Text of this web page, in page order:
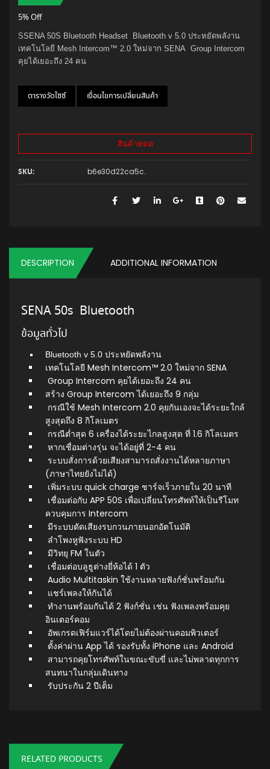
5% Off
SSENA 50S Bluetooth Headset Bluetooth v 5.0 ประหยัดพลังาน
เทคโนโลยี Mesh Intercom™ 2.0 ใหม่จาก SENA Group Intercom
คุยได้เยอะถึง 24 คน
ตารางวัดไซซ์ เงื่อนไขการเปลี่ยนสินค้า
สินค้าหมด
SKU: b6e30d22ca5c.
DESCRIPTION ADDITIONAL INFORMATION
SENA 50s Bluetooth
ข้อมูลทั่วไป
Bluetooth v 5.0 ประหยัดพลังาน
เทคโนโลยี Mesh Intercom™ 2.0 ใหม่จาก SENA
Group Intercom คุยได้เยอะถึง 24 คน
สร้าง Group Intercom ได้เยอะถึง 9 กลุ่ม
กรณีใช้ Mesh Intercom 2.0 คุยกันเองจะได้ระยะใกล้
สูงสุดถึง 8 กิโลเมตร
กรณีต่ำสุด 6 เครื่องได้ระยะไกลสูงสุด ที่ 1.6 กิโลเมตร
หากเชื่อมต่างรุ่น จะได้อยู่ที่ 2-4 คน
ระบบสั่งการด้วยเสียงสามารถสั่งงานได้หลายภาษา
(ภาษาไทยยังไม่ได้)
เพิ่มระบบ quick charge ชาร์จเร็วภายใน 20 นาที
เชื่อมต่อกับ APP 50S เพื่อเปลี่ยนโทรศัพท์ให้เป็นรีโมท
ควบคุมการ Intercom
มีระบบตัดเสียงรบกวนภายนอกอัตโนมัติ
ลำโพงหูฟังระบบ HD
มีวิทยุ FM ในตัว
เชื่อมต่อบลูธูต่างยี่ห้อได้ 1 ตัว
Audio Multitaskin ใช้งานหลายฟังก์ชั่นพร้อมกัน
แชร์เพลงให้กันได้
ทำงานพร้อมกันได้ 2 ฟังก์ชั่น เช่น ฟังเพลงพร้อมคุย
อินเตอร์คอม
อัพเกรดเฟิร์มแวร์ได้โดยไม่ต้องผ่านคอมพิวเตอร์
ตั้งค่าผ่าน App ได้ รองรับทั้ง iPhone และ Android
สามารถคุยโทรศัพท์ในขณะขับขี่ และไม่พลาดทุกการ
สนทนาในกลุ่มเดินทาง
รับประกัน 2 ปีเต็ม
RELATED PRODUCTS